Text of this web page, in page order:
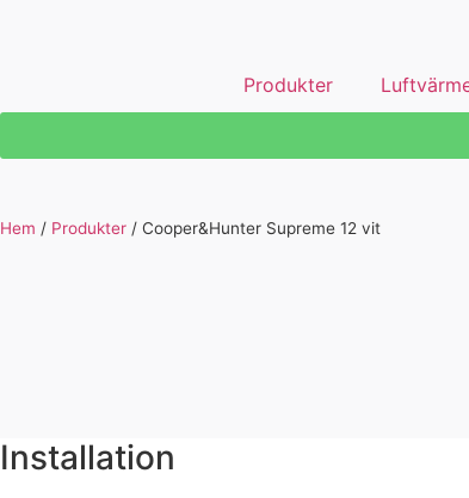
Produkter
Hem / Produkter / Cooper&Hunter Supreme 12 vit
Installation